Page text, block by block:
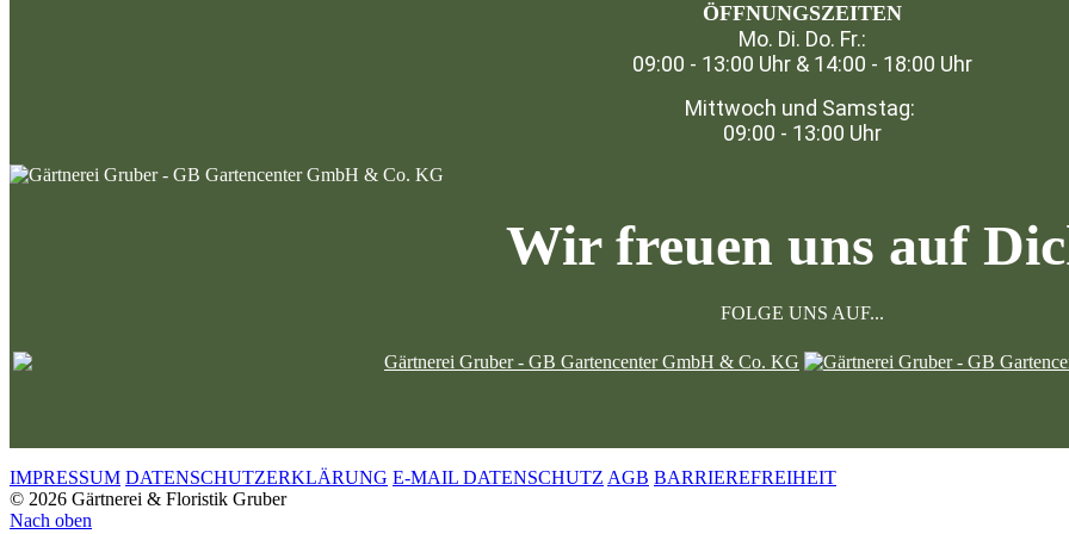
ÖFFNUNGSZEITEN
Mo. Di. Do. Fr.:
09:00 - 13:00 Uhr & 14:00 - 18:00 Uhr
Mittwoch und Samstag:
09:00 - 13:00 Uhr
Wir freuen uns auf
FOLGE UNS AUF...
IMPRESSUM DATENSCHUTZERKLÄRUNG E-MAIL DATENSCHUTZ AGB BARRIEREFREIHEIT
© 2026 Gärtnerei & Floristik Gruber
Nach oben